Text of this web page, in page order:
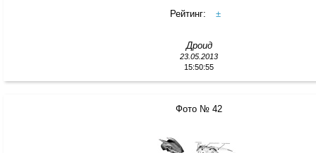
Рейтинг:
±
Дроид
23.05.2013
15:50:55
Фото № 42